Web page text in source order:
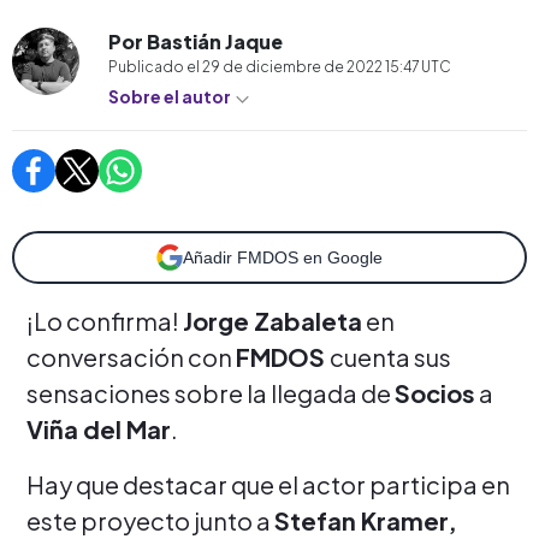
Por Bastián Jaque
Publicado el 29 de diciembre de 2022 15:47 UTC
Sobre el autor
Añadir FMDOS en Google
¡Lo confirma! Jorge Zabaleta en
conversación con FMDOS cuenta sus
sensaciones sobre la llegada deSocios a
Viña del Mar.
Hay que destacar que el actor participa en
este proyecto junto a Stefan Kramer,